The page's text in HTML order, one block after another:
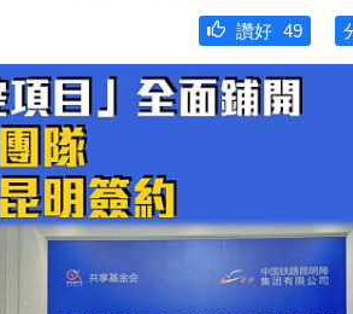
讚好 49